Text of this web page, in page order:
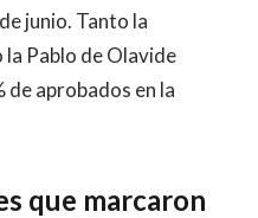
junio. Tanto la
Pablo de Olavide
de aprobados en la
que marcaron